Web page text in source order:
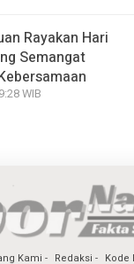
Rayakan Hari
Semangat
WIB
Kami Redaksi Kode